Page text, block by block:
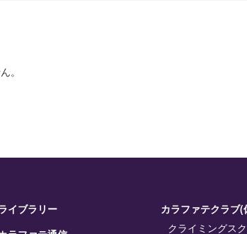
。
イブラリー
カラファテクラブ(
クライミングス